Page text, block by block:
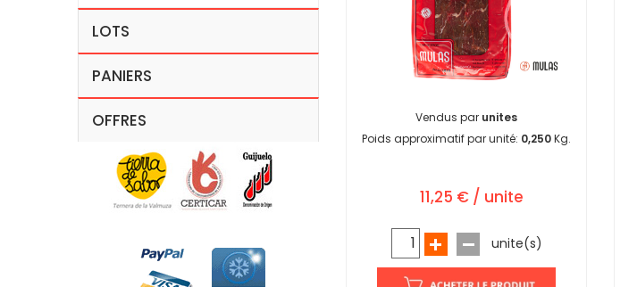
LOTS
PANIERS
OFFRES Vendus par unites
Poids approximatif par unité: 0,250Kg.
11,25 € / unite
unite(s)